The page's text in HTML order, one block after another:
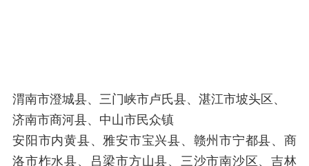
渭南市澄城县、三门峡市卢氏县、湛江市坡头区、
济南市商河县、中山市民众镇
安阳市内黄县、雅安市宝兴县、赣州市宁都县、商
洛市柞水县、吕梁市方山县、三沙市南沙区、吉林